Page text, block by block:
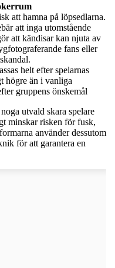
att hamna på löpsedlarna.
att inga utomstående
att kändisar kan njuta av
fans eller
helt efter spelarnas
högre än i vanliga
gruppens önskemål
utvald skara spelare
minskar risken för fusk,
använder dessutom
för att garantera en